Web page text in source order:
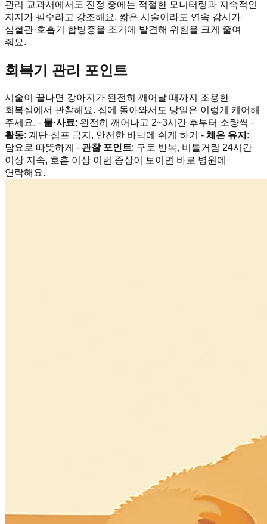
관리 교과서에서도 진정 중에는 적절한 모니터링과 지속적인
지지가 필수라고 강조해요. 짧은 시술이라도 연속 감시가
심혈관·호흡기 합병증을 조기에 발견해 위험을 크게 줄여
줘요.
회복기 관리 포인트
시술이 끝나면 강아지가 완전히 깨어날 때까지 조용한
회복실에서 관찰해요. 집에 돌아와서도 당일은 이렇게 케어해
주세요. - 물·사료: 완전히 깨어나고 2~3시간 후부터 소량씩 -
활동: 계단·점프 금지, 안전한 바닥에 쉬게 하기 - 체온 유지 :
담요로 따뜻하게 - 관찰 포인트: 구토 반복, 비틀거림 24시간
이상 지속, 호흡 이상 이런 증상이 보이면 바로 병원에
연락해요.